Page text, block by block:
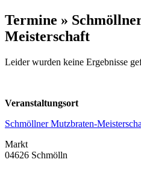
Termine »
Meisterschaft
Leider wurden keine Ergebnisse
Veranstaltungsort
Schmöllner Mutzbraten-
Markt
04626 Schmölln